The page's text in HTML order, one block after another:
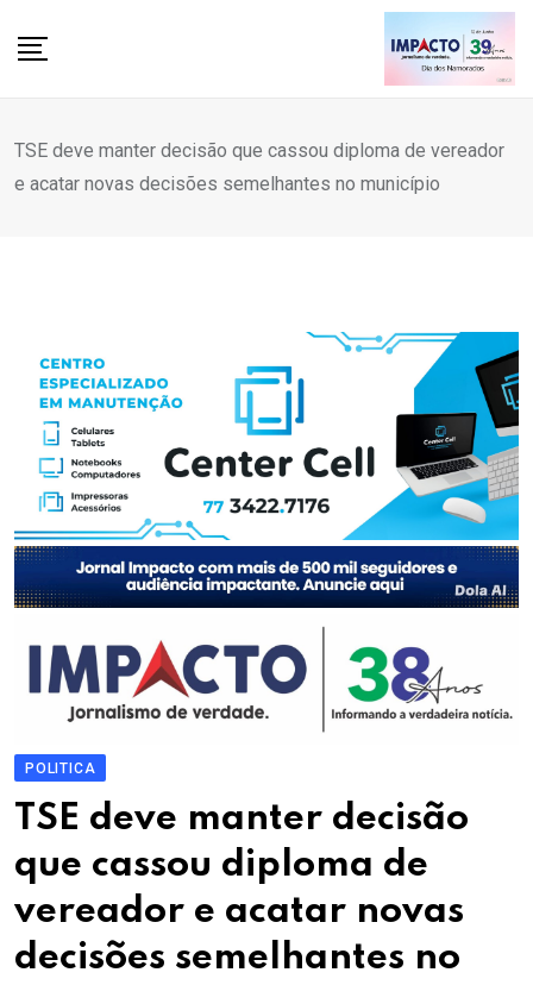
TSE deve manter decisão que cassou diploma de vereador
e acatar novas decisões semelhantes no município
POLITICA
TSE deve manter decisão
que cassou diploma de
vereador e acatar novas
decisões semelhantes no